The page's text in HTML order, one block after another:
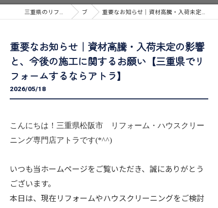
三重県のリフォームなら高品質な工事のアトラ ブログ 重要なお知らせ｜資材高騰・入荷未定の影響と、今後の施工に関するお願い【三重県でリフォームするならアトラ】
重要なお知らせ｜資材高騰・入荷未定の影響
と、今後の施工に関するお願い【三重県でリ
フォームするならアトラ】
2026/05/18
こんにちは！三重県松阪市 リフォーム・ハウスクリー
ニング専門店アトラです(*^^)
いつも当ホームページをご覧いただき、誠にありがとう
ございます。
本日は、現在リフォームやハウスクリーニングをご検討